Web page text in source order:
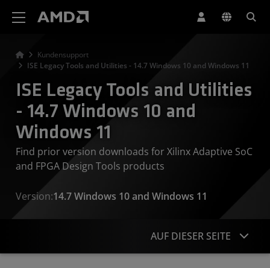
Kundensupport
ISE Legacy Tools and Utilities - 14.7 Windows 10 and Windows 11
ISE Legacy Tools and Utilities
- 14.7 Windows 10 and
Windows 11
Find prior version downloads for Xilinx Adaptive SoC
and FPGA Design Tools products
Version:14.7 Windows 10 and Windows 11
AUF DIESER SEITE